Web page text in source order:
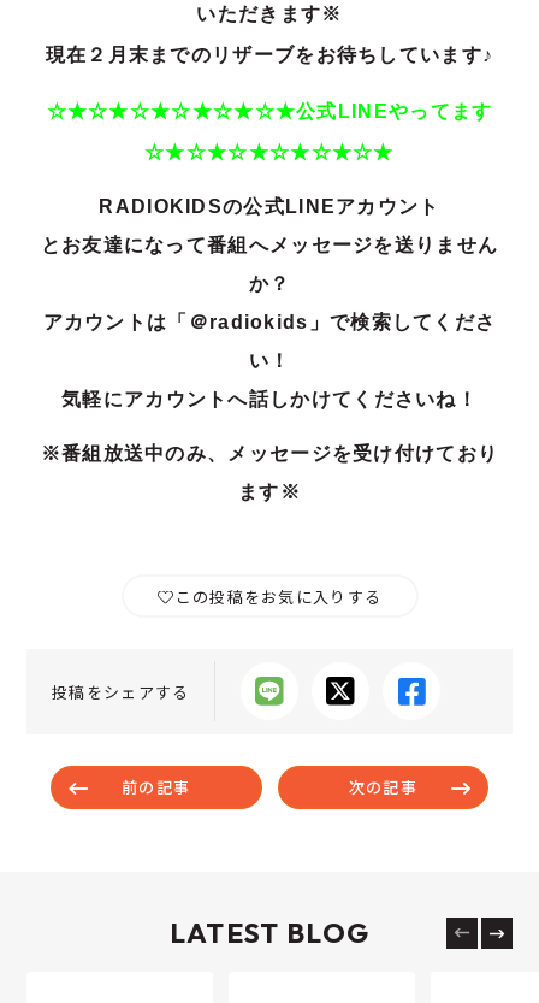
いただきます※
現在２ 月末までのリザーブをお待ちしています♪
☆★☆★☆★☆★☆★☆★公式LINEやってます
☆★☆★☆★☆★☆★☆★
RADIOKIDSの公式LINEアカウント
とお友達になって番組へメッセージを送りません
か？
アカウントは「＠radiokids」で検索してくださ
い！
気軽にアカウントへ話しかけてくださいね！
※番組放送中のみ、メッセージを受け付けており
ます※
この投稿をお気に入りする
投稿をシェアする
前の記事 次の記事
LATEST BLOG